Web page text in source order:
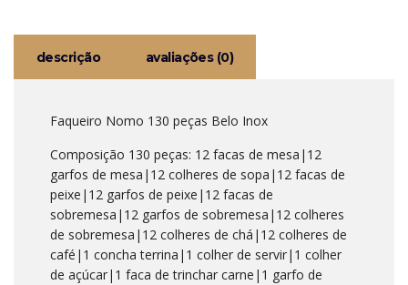
descrição avaliações (0)
Faqueiro Nomo 130 peças Belo Inox
Composição 130 peças: 12 facas de mesa|12
garfos de mesa|12 colheres de sopa|12 facas de
peixe|12 garfos de peixe|12 facas de
sobremesa|12 garfos de sobremesa|12 colheres
de sobremesa|12 colheres de chá|12 colheres de
café|1 concha terrina|1 colher de servir|1 colher
de açúcar|1 faca de trinchar carne|1 garfo de